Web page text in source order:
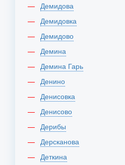
Демидова
Демидовка
Демидово
Демина
Демина Гарь
Денино
Денисовка
Денисово
Дерибы
Дерсканова
Деткина